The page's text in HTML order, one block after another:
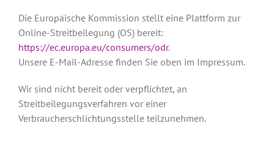
Die Europäische Kommission stellt eine Plattform zur
Online-Streitbeilegung (OS) bereit:
https://ec.europa.eu/consumers/odr.
Unsere E-Mail-Adresse finden Sie oben im Impressum.
Wir sind nicht bereit oder verpflichtet, an
Streitbeilegungsverfahren vor einer
Verbraucherschlichtungsstelle teilzunehmen.